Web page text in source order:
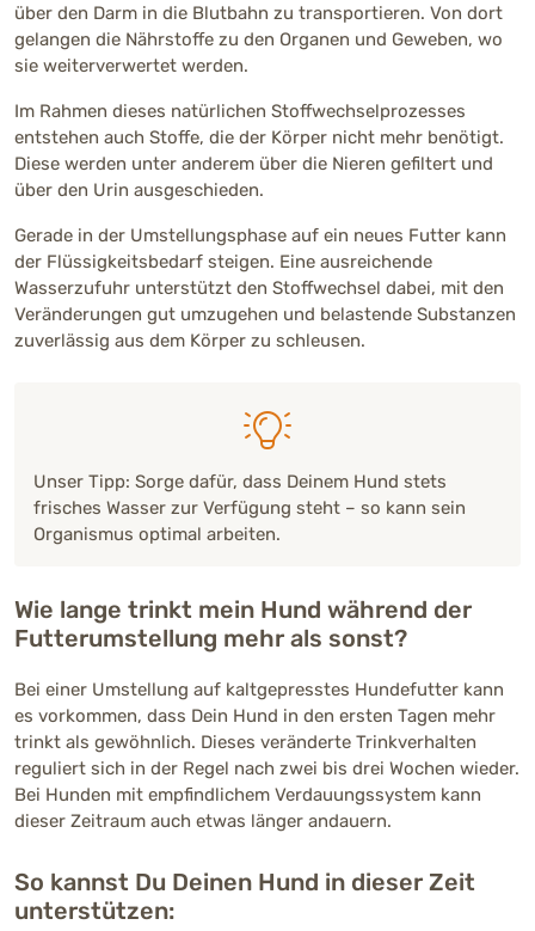
über den Darm in die Blutbahn zu transportieren. Von dort
gelangen die Nährstoffe zu den Organen und Geweben, wo
sie weiterverwertet werden.
Im Rahmen dieses natürlichen Stoffwechselprozesses
entstehen auch Stoffe, die der Körper nicht mehr benötigt.
Diese werden unter anderem über die Nieren gefiltert und
über den Urin ausgeschieden.
Gerade in der Umstellungsphase auf ein neues Futter kann
der Flüssigkeitsbedarf steigen. Eine ausreichende
Wasserzufuhr unterstützt den Stoffwechsel dabei, mit den
Veränderungen gut umzugehen und belastende Substanzen
zuverlässig aus dem Körper zu schleusen.
Unser Tipp: Sorge dafür, dass Deinem Hund stets
frisches Wasser zur Verfügung steht – so kann sein
Organismus optimal arbeiten.
Wie lange trinkt mein Hund während der
Futterumstellung mehr als sonst?
Bei einer Umstellung auf kaltgepresstes Hundefutter kann
es vorkommen, dass Dein Hund in den ersten Tagen mehr
trinkt als gewöhnlich. Dieses veränderte Trinkverhalten
reguliert sich in der Regel nach zwei bis drei Wochen wieder.
Bei Hunden mit empfindlichem Verdauungssystem kann
dieser Zeitraum auch etwas länger andauern.
So kannst Du Deinen Hund in dieser Zeit
unterstützen: